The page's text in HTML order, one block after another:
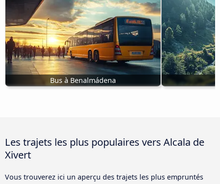
Bus à Benalmádena
Les trajets les plus populaires vers Alcala de
Xivert
Vous trouverez ici un aperçu des trajets les plus empruntés